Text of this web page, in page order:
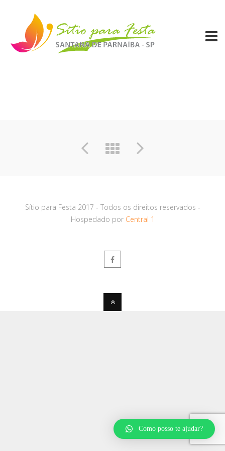
Sítio para Festa 2017 - Todos os direitos reservados -
Hospedado por Central 1
Como posso te ajudar?